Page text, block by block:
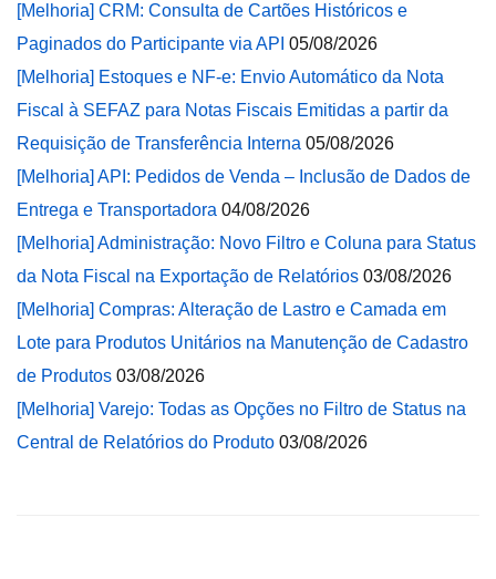
[Melhoria] CRM: Consulta de Cartões Históricos e
Paginados do Participante via API 05/08/2026
[Melhoria] Estoques e NF-e: Envio Automático da Nota
Fiscal à SEFAZ para Notas Fiscais Emitidas a partir da
Requisição de Transferência Interna 05/08/2026
[Melhoria] API: Pedidos de Venda – Inclusão de Dados de
Entrega e Transportadora 04/08/2026
[Melhoria] Administração: Novo Filtro e Coluna para Status
da Nota Fiscal na Exportação de Relatórios 03/08/2026
[Melhoria] Compras: Alteração de Lastro e Camada em
Lote para Produtos Unitários na Manutenção de Cadastro
de Produtos 03/08/2026
[Melhoria] Varejo: Todas as Opções no Filtro de Status na
Central de Relatórios do Produto 03/08/2026